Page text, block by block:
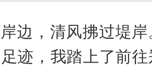
边，清风拂过堤
迹，我踏上了前